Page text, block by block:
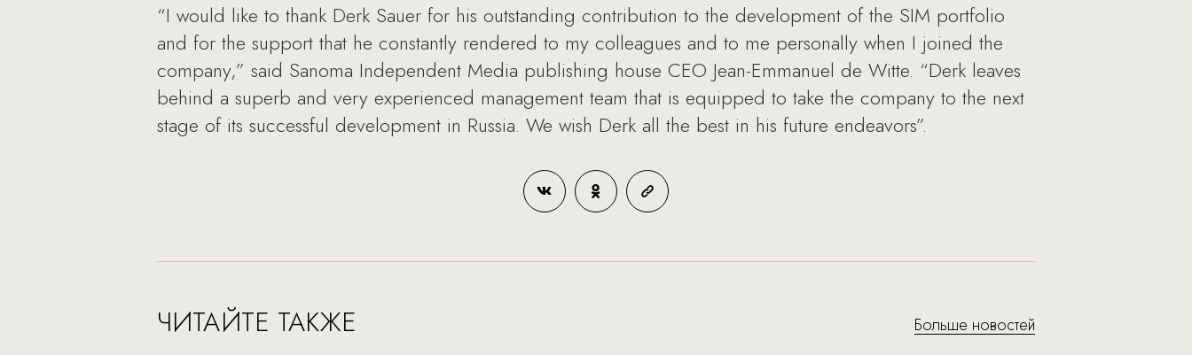
“I would like to thank Derk Sauer for his outstanding contribution to the development of the SIM portfolio
and for the support that he constantly rendered to my colleagues and to me personally when I joined the
company,” said Sanoma Independent Media publishing house CEO Jean-Emmanuel de Witte. “Derk leaves
behind a superb and very experienced management team that is equipped to take the company to the next
stage of its successful development in Russia. We wish Derk all the best in his future endeavors”.
ЧИТАЙТЕ ТАКЖЕ Больше новостей